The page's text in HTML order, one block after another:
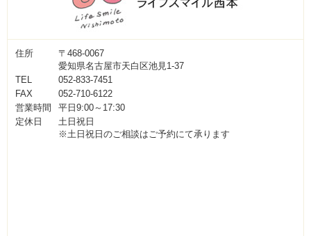
住所
〒468-0067
愛知県名古屋市天白区池見1-37
TEL
052-833-7451
FAX
052-710-6122
営業時間
平日9:00～17:30
定休日
土日祝日
※土日祝日のご相談はご予約にて承ります